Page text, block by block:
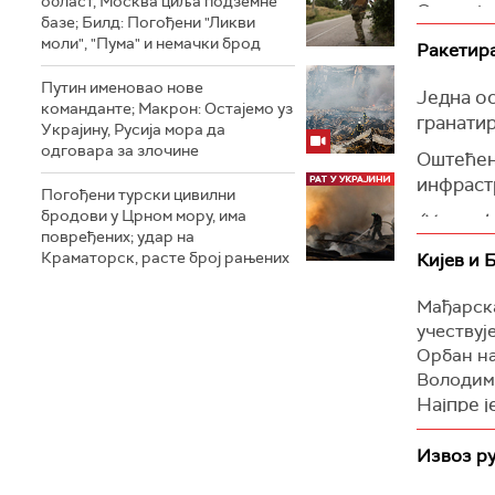
базе; Билд: Погођени "Ликви
моли", "Пума" и немачки брод
Путин именовао нове
команданте; Макрон: Остајемо уз
Украјину, Русија мора да
одговара за злочине
Погођени турски цивилни
бродови у Црном мору, има
повређених; удар на
Краматорск, расте број рањених
сукобе
рекао
Он је
нападе
(Белта)
наша
(
Ова
руских
Једна
Кијев и
Орбан
Најпре
да
којима
Извоз